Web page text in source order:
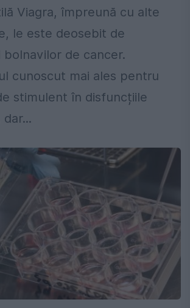
Viagra, împreună cu alte
le este deosebit de
de cancer.
cunoscut mai ales pentru
stimulent în disfuncțiile